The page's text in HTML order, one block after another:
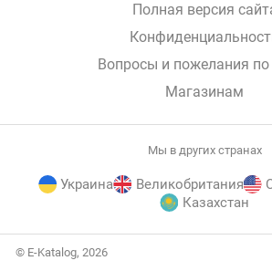
Полная версия
Вопросы и пожелания по
Магазинам
Мы в других странах
Украина Великобритания
Казахстан
© E-Katalog, 2026